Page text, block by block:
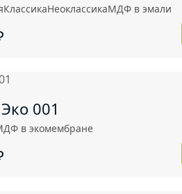
КлассикаНеоклассикаМДФ в эмали
001
в экомембране